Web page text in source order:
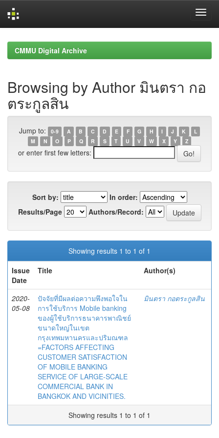
navigationCMMU Digital Archive
Browsing by Author มินตรา กอ
ตระกูลสิน
Jump to: 0-9 A B C D E F G H I J K
L
M
N O P Q R S T U V W X Y Z
or enter first few letters:
Sort by:
In order:
Results/Page
Authors/Record:
Showing results 1 to 1 of 1
Issue
Date
Title Author(s)
2020-
05-08
ปัจจัยที่มีผลต่อความพึงพอใจใน
การใช้บริการ Mobile banking
ของผู้ใช้บริการธนาคารพาณิชย์
ขนาดใหญ่ในเขต
กรุงเทพมหานครและปริมณฑล
=FACTORS AFFECTING
CUSTOMER SATISFACTION
OF MOBILE BANKING
SERVICE OF LARGE-SCALE
COMMERCIAL BANK IN
BANGKOK AND VICINITIES.
มินตรา กอตระกูลสิน
Showing results 1 to 1 of 1